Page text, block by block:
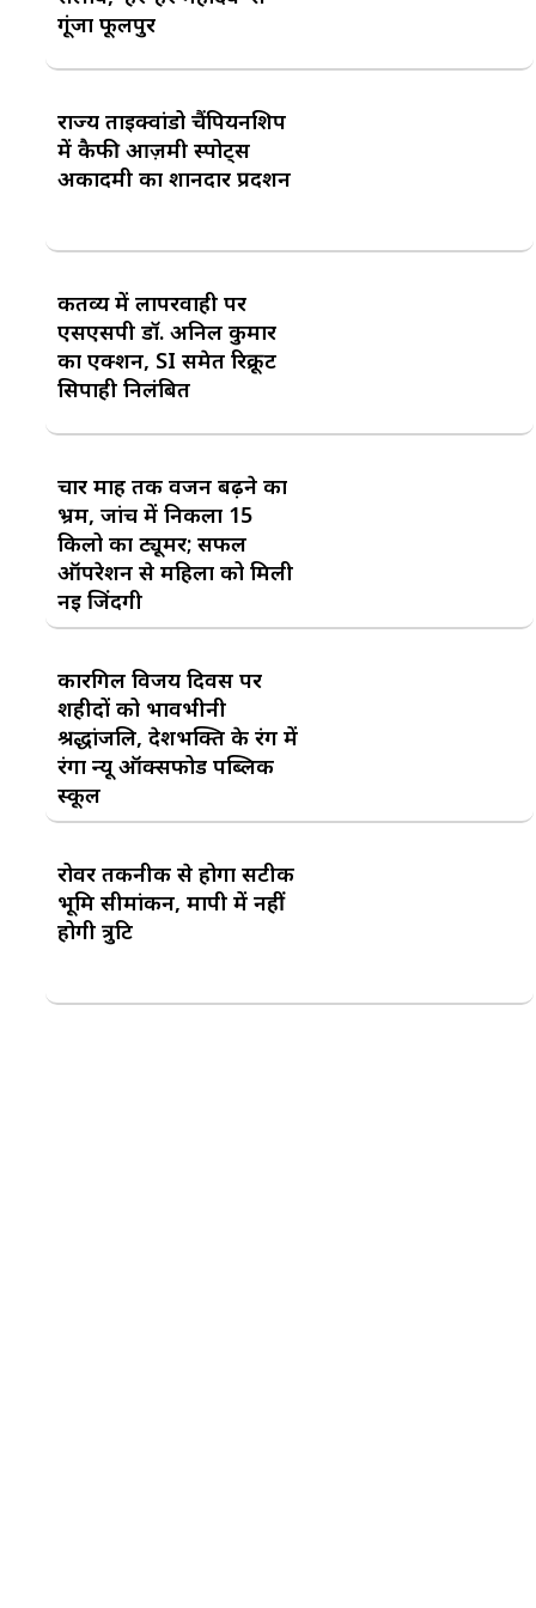
गूंजा फूलपुर
राज्य ताइक्वांडो चैंपियनशिप
में कैफी आज़मी स्पोर्ट्स
अकादमी का शानदार प्रदर्शन
कर्तव्य में लापरवाही पर
एसएसपी डॉ. अनिल कुमार
का एक्शन, SI समेत रिक्रूट
सिपाही निलंबित
चार माह तक वजन बढ़ने का
भ्रम, जांच में निकला 15
किलो का ट्यूमर; सफल
ऑपरेशन से महिला को मिली
नई जिंदगी
कारगिल विजय दिवस पर
शहीदों को भावभीनी
श्रद्धांजलि, देशभक्ति के रंग में
रंगा न्यू ऑक्सफोर्ड पब्लिक
स्कूल
रोवर तकनीक से होगा सटीक
भूमि सीमांकन, मापी में नहीं
होगी त्रुटि